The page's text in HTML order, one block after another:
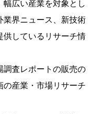
広い産業を対象とし
業界ニュース、新技術
供しているリサーチ情
調査レポートの販売の
産業・市場リサーチ